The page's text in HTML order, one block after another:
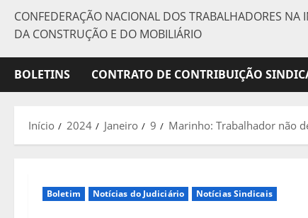
CONFEDERAÇÃO NACIONAL DOS TRABALHADORES NA
DA CONSTRUÇÃO E DO MOBILIÁRIO
BOLETINS CONTRATO DE CONTRIBUIÇÃO
Início 2024 Janeiro 9 Marinho: Trabalhador não
Boletim Notícias do Judiciário Notícias Sindicais